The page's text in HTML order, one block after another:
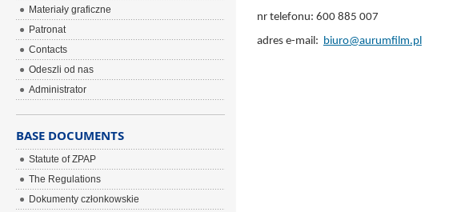
nr telefonu: 600 885 007
adres e-mail: biuro@aurumfilm.pl
Materiały graficzne
Patronat
Contacts
Odeszli od nas
Administrator
BASE DOCUMENTS
Statute of ZPAP
The Regulations
Dokumenty członkowskie